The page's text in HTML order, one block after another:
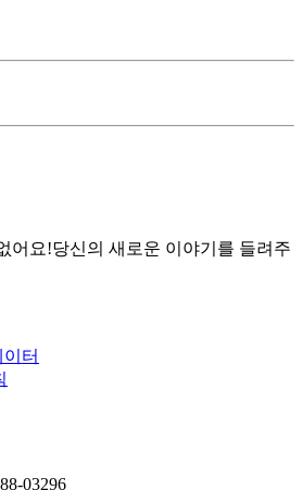
어요!당신의 새로운 이야기를 들려주
터
03296